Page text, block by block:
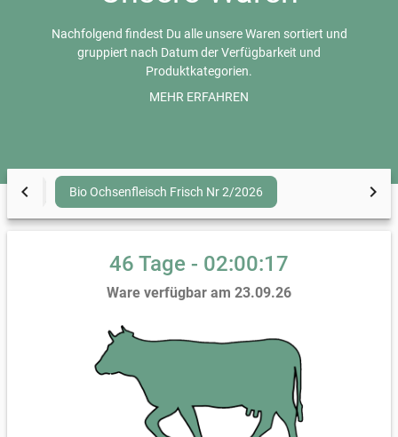
Nachfolgend findest Du alle unsere Waren sortiert und
gruppiert nach Datum der Verfügbarkeit und
Produktkategorien.
Bei von-bis Preisen (z.B. 10,00-15,00 €) wird nach Kilo
Versandkosten im Abschnitt
Lieferung & Zahlung
dieser Seite
MEHR ERFAHREN
chevron_left
Bio Ochsenfleisch, frische Vorab-Einzelteile, Nr 2/2026 Bio Ochsenfleisch Frisch Nr 2/2026 chevron_right
46 Tage - 02:00:15
Ware verfügbar am 23.09.26